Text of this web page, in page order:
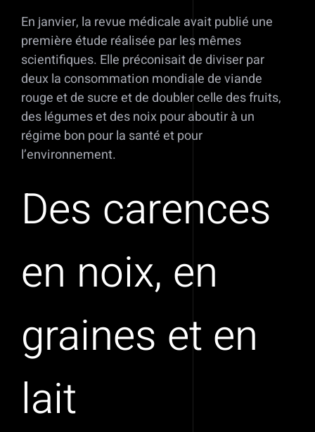
En janvier, la revue médicale avait publié une
première étude réalisée par les mêmes
scientifiques. Elle préconisait de diviser par
deux la consommation mondiale de viande
rouge et de sucre et de doubler celle des fruits,
des légumes et des noix pour aboutir à un
régime bon pour la santé et pour
l’environnement.
Des carences
en noix, en
graines et en
lait